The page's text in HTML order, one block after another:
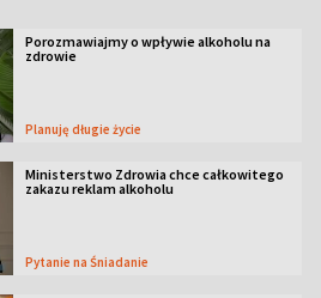
Porozmawiajmy o wpływie alkoholu na
zdrowie
Planuję długie życie
Ministerstwo Zdrowia chce całkowitego
zakazu reklam alkoholu
Pytanie na Śniadanie